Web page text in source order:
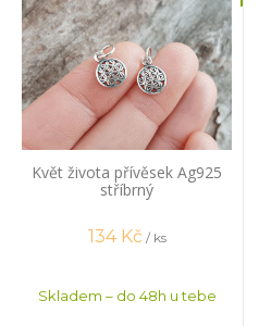
Květ života přívěsek Ag925
stříbrný
134 Kč / ks
Skladem – do 48h u tebe